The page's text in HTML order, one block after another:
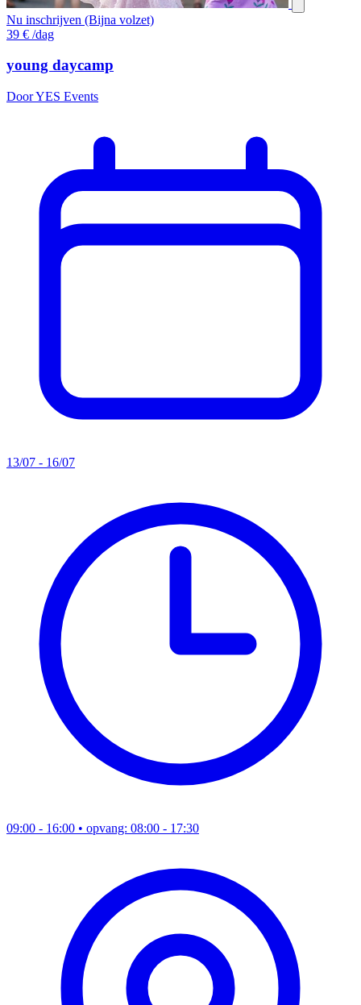
Nu inschrijven (Bijna volzet)
39 € /dag
young daycamp
Door YES Events
13/07 - 16/07
09:00 - 16:00 • opvang: 08:00 - 17:30